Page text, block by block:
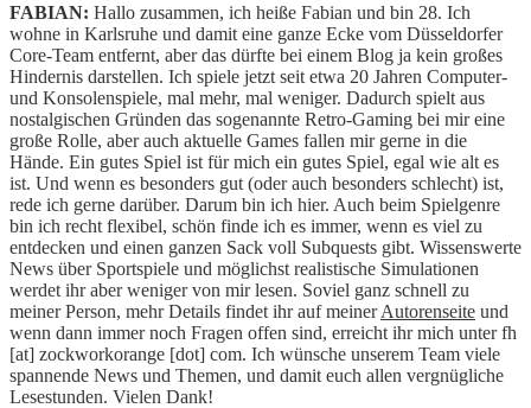
FABIAN: Hallo zusammen, ich heiße Fabian und bin 28. Ich
wohne in Karlsruhe und damit eine ganze Ecke vom Düsseldorfer
Core-Team entfernt, aber das dürfte bei einem Blog ja kein großes
Hindernis darstellen. Ich spiele jetzt seit etwa 20 Jahren Computer-
und Konsolenspiele, mal mehr, mal weniger. Dadurch spielt aus
nostalgischen Gründen das sogenannte Retro-Gaming bei mir eine
große Rolle, aber auch aktuelle Games fallen mir gerne in die
Hände. Ein gutes Spiel ist für mich ein gutes Spiel, egal wie alt es
ist. Und wenn es besonders gut (oder auch besonders schlecht) ist,
rede ich gerne darüber. Darum bin ich hier. Auch beim Spielgenre
bin ich recht flexibel, schön finde ich es immer, wenn es viel zu
entdecken und einen ganzen Sack voll Subquests gibt. Wissenswerte
News über Sportspiele und möglichst realistische Simulationen
werdet ihr aber weniger von mir lesen. Soviel ganz schnell zu
meiner Person, mehr Details findet ihr auf meinerAutorenseite und
wenn dann immer noch Fragen offen sind, erreicht ihr mich unter fh
[at] zockworkorange [dot] com. Ich wünsche unserem Team viele
spannende News und Themen, und damit euch allen vergnügliche
Lesestunden. Vielen Dank!